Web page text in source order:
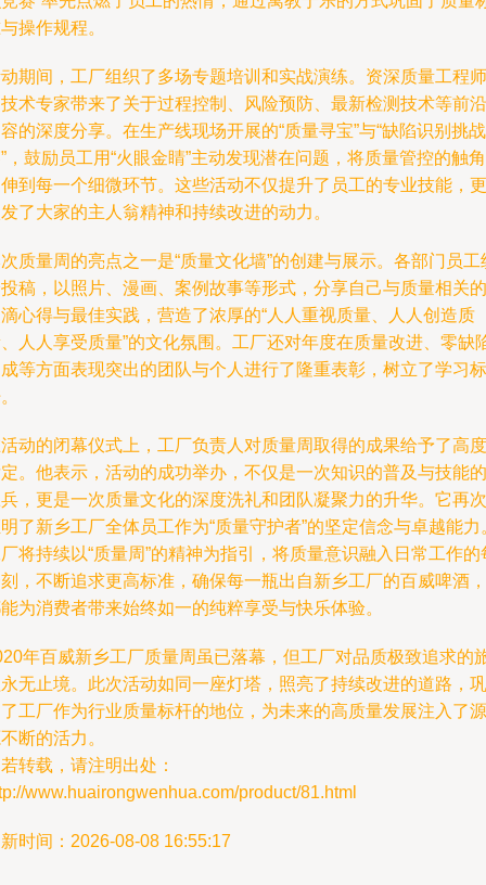
操作规程。
期间，工厂组织了多场专题培训和实战演练。资深质量工程师
术专家带来了关于过程控制、风险预防、最新检测技术等前沿
的深度分享。在生产线现场开展的“质量寻宝”与“缺陷识别挑战
，鼓励员工用“火眼金睛”主动发现潜在问题，将质量管控的触角
到每一个细微环节。这些活动不仅提升了员工的专业技能，更
了大家的主人翁精神和持续改进的动力。
质量周的亮点之一是“质量文化墙”的创建与展示。各部门员工
稿，以照片、漫画、案例故事等形式，分享自己与质量相关的
心得与最佳实践，营造了浓厚的“人人重视质量、人人创造质
人人享受质量”的文化氛围。工厂还对年度在质量改进、零缺
等方面表现突出的团队与个人进行了隆重表彰，树立了学习标
动的闭幕仪式上，工厂负责人对质量周取得的成果给予了高度
。他表示，活动的成功举办，不仅是一次知识的普及与技能的
，更是一次质量文化的深度洗礼和团队凝聚力的升华。它再次
了新乡工厂全体员工作为“质量守护者”的坚定信念与卓越能力
将持续以“质量周”的精神为指引，将质量意识融入日常工作的
，不断追求更高标准，确保每一瓶出自新乡工厂的百威啤酒，
为消费者带来始终如一的纯粹享受与快乐体验。
年百威新乡工厂质量周虽已落幕，但工厂对品质极致追求的
无止境。此次活动如同一座灯塔，照亮了持续改进的道路，巩
工厂作为行业质量标杆的地位，为未来的高质量发展注入了源
断的活力。
转载，请注明出处：
www.huairongwenhua.com/product/81.html
时间：2026-08-08 16:55:17